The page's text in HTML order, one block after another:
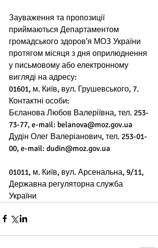
Зауваження та пропозиції
приймаються Департаментом
громадського здоров'я МОЗ України
протягом місяця з дня оприлюднення
у письмовому або електронному
вигляді на адресу:
01601, м. Київ, вул. Грушевського, 7.
Контактні особи:
Бєланова Любов Валеріївна, тел. 253-
73-77, e-mail: belanova@moz.gov.ua
Дудін Олег Валеріанович, тел. 253-01-
00, e-mail: dudin@moz.gov.ua
01011, м. Київ, вул. Арсенальна, 9/11,
Державна регуляторна служба
України